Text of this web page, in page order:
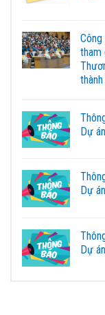
tham
Dự
Dự
Dự